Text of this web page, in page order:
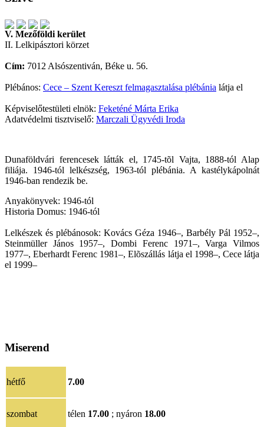
V. Mezőföldi kerület
II. Lelkipásztori körzet
Cím: 7012 Alsószentiván, Béke u. 56.
Plébános: Cece – Szent Kereszt felmagasztalása plébánia látja el
Képviselőtestületi elnök: Feketéné Márta Erika
Adatvédelmi tisztviselő: Marczali Ügyvédi Iroda
Dunaföldvári ferencesek látták el, 1745-tõl Vajta, 1888-tól Alap
filiája. 1946-tól lelkészség, 1963-tól plébánia. A kastélykápolnát
1946-ban rendezik be.
Anyakönyvek: 1946-tól
Historia Domus: 1946-tól
Lelkészek és plébánosok: Kovács Géza 1946–, Barbély Pál 1952–,
Steinmüller János 1957–, Dombi Ferenc 1971–, Varga Vilmos
1977–, Eberhardt Ferenc 1981–, Elõszállás látja el 1998–, Cece látja
el 1999–
Miserend
hétfő 7.00
szombat télen 17.00 ; nyáron 18.00